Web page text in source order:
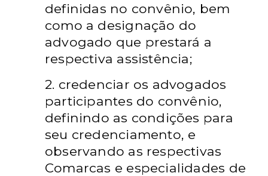
definidas no convênio, bem
como a designação do
advogado que prestará a
respectiva assistência;
2. credenciar os advogados
participantes do convênio,
definindo as condições para
seu credenciamento, e
observando as respectivas
Comarcas e especialidades de